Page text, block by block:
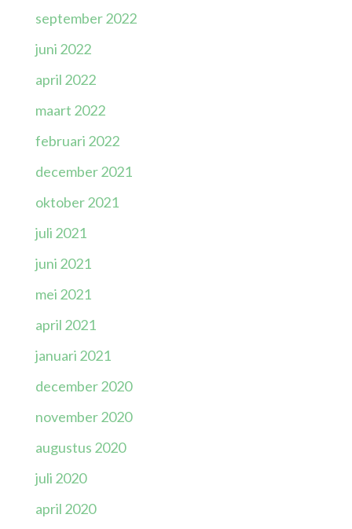
september 2022
juni 2022
april 2022
maart 2022
februari 2022
december 2021
oktober 2021
juli 2021
juni 2021
mei 2021
april 2021
januari 2021
december 2020
november 2020
augustus 2020
juli 2020
april 2020